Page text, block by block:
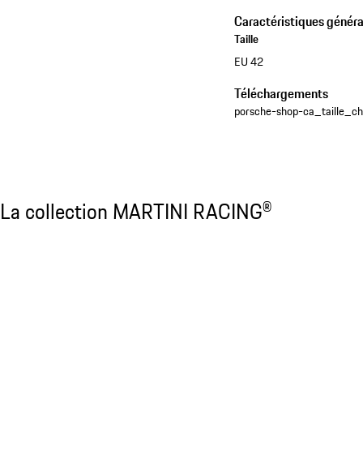
Caractéristiques
Taille
EU 42
Téléchargements
porsche-shop-
La collection MARTINI RACING®
La collection MARTINI RACING®